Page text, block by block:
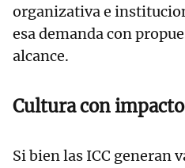
organizativa e
esa demanda con
alcance.
Cultura con
Si bien las ICC generan